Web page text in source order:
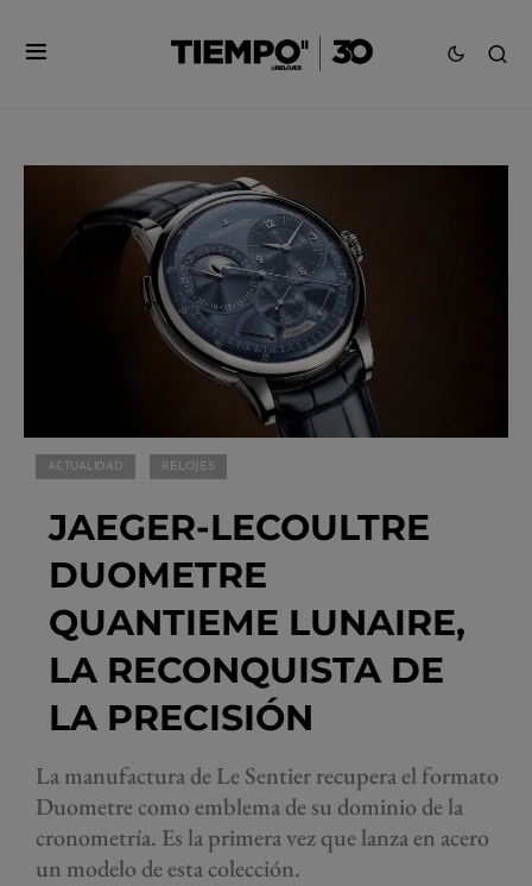
ACTUALIDAD RELOJES
JAEGER-LECOULTRE
DUOMETRE
QUANTIEME LUNAIRE,
LA RECONQUISTA DE
LA PRECISIÓN
La manufactura de Le Sentier recupera el formato
Duometre como emblema de su dominio de la
cronometría. Es la primera vez que lanza en acero
un modelo de esta colección.